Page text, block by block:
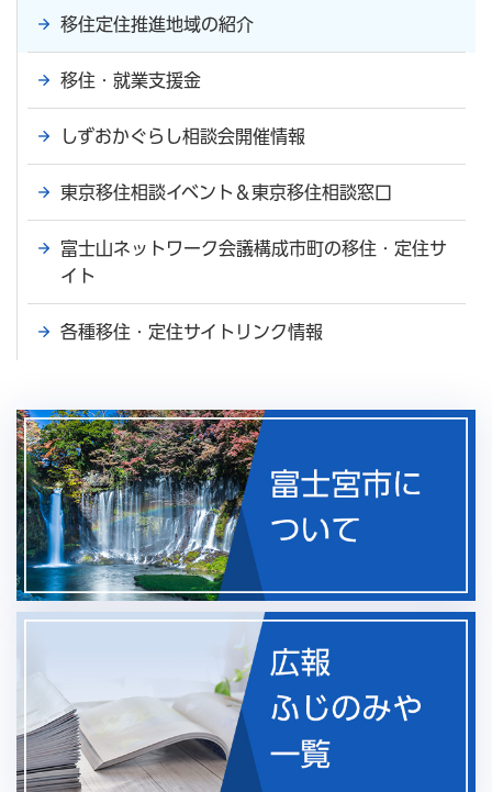
移住定住推進地域の紹介
移住・就業支援金
しずおかぐらし相談会開催情報
東京移住相談イベント＆東京移住相談窓口
富士山ネットワーク会議構成市町の移住・定住サ
イト
各種移住・定住サイトリンク情報